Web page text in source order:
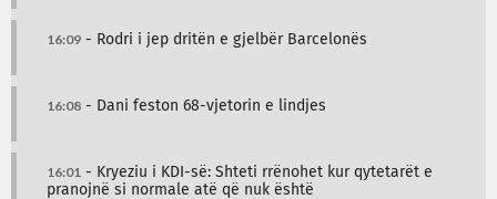
16:09 - Rodri i jep dritën e gjelbër Barcelonës
16:08 - Dani feston 68-vjetorin e lindjes
16:01 - Kryeziu i KDI-së: Shteti rrënohet kur qytetarët e
pranojnë si normale atë që nuk është